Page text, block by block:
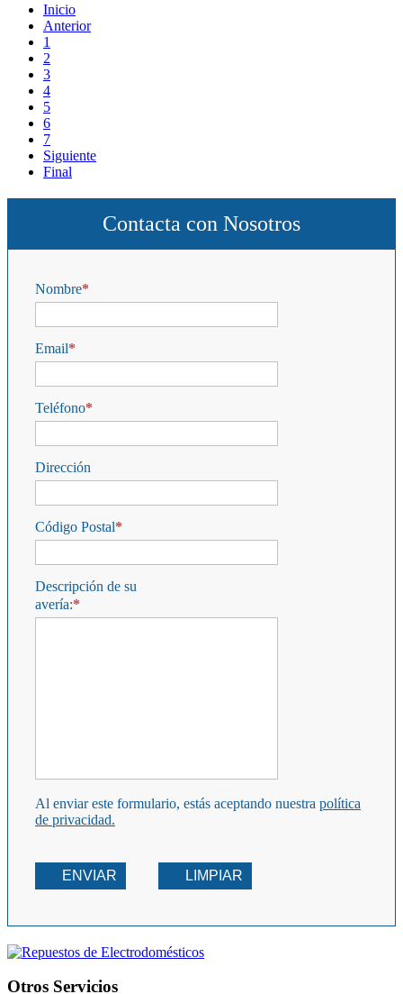
Inicio
Anterior
1
2
3
4
5
6
7
Siguiente
Final
Contacta con Nosotros
Nombre
Email
Teléfono
Dirección
Código Postal
Descripción de su
avería:
Al enviar este formulario, estás aceptando nuestra política
de privacidad.
ENVIAR LIMPIAR
Otros Servicios